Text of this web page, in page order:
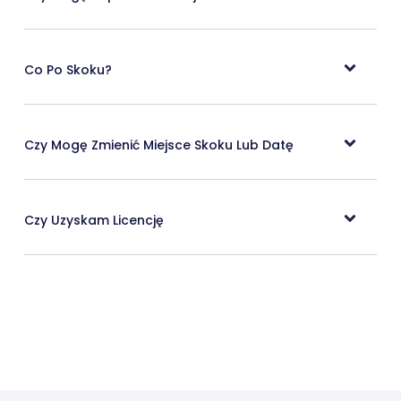
Co Po Skoku?
Czy Mogę Zmienić Miejsce Skoku Lub Datę
Czy Uzyskam Licencję